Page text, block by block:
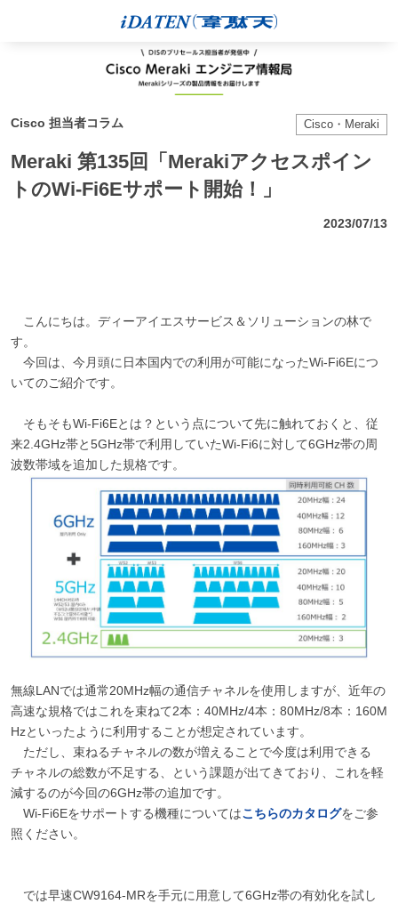
Cisco 担当者コラム Cisco・Meraki
Meraki 第135回「Merakiアクセスポイン
トのWi-Fi6Eサポート開始！」
2023/07/13
こんにちは。ディーアイエスサービス＆ソリューションの林で
す。
今回は、今月頭に日本国内での利用が可能になったWi-Fi6Eにつ
いてのご紹介です。
そもそもWi-Fi6Eとは？という点について先に触れておくと、従
来2.4GHz帯と5GHz帯で利用していたWi-Fi6に対して6GHz帯の周
波数帯域を追加した規格です。
無線LANでは通常20MHz幅の通信チャネルを使用しますが、近年の
高速な規格ではこれを束ねて2本：40MHz/4本：80MHz/8本：160M
Hzといったように利用することが想定されています。
ただし、束ねるチャネルの数が増えることで今度は利用できる
チャネルの総数が不足する、という課題が出てきており、これを軽
減するのが今回の6GHz帯の追加です。
Wi-Fi6Eをサポートする機種についてはこちらのカタログをご参
照ください。
では早速CW9164-MRを手元に用意して6GHz帯の有効化を試し